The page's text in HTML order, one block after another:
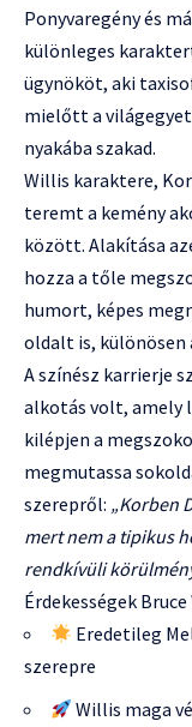
Ponyvaregény és
különleges
ügynököt, aki
mielőtt a
nyakába szakad.
Willis karaktere,
teremt a kemény
között. Alakítása
hozza a tőle
humort, képes
oldalt is, különösen
A színész karrierje
alkotás volt, amely
kilépjen a
megmutassa
szerepről: „Korben
mert nem a tipikus
rendkívüli
Érdekességek
Eredetileg
szerepre
Willis maga